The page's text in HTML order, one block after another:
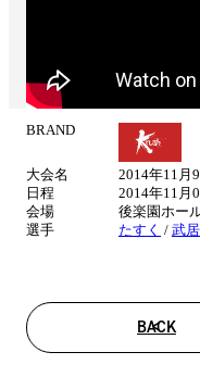
BRAND
大会名
2014年11月
日程
2014年11月
会場
後楽園ホー
選手
たすく / 武
BACK